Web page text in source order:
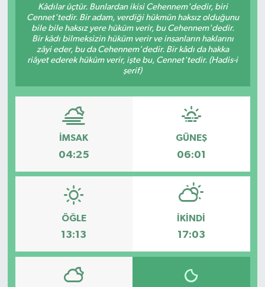
Kâdılar üçtür. Bunlardan ikisi Cehennem'dedir, biri
Cennet'tedir. Bir adam, verdiği hükmün haksız olduğunu
bile bile haksız yere hüküm verir, bu Cehennem'dedir.
Bir kâdı bilmeksizin hüküm verir ve insanların haklarını
zâyi eder, bu da Cehennem'dedir. Bir kâdı da hakka
riâyet ederek hüküm verir, işte bu, Cennet'tedir. (Hadis-i
şerif)
İMSAK
04:25
GÜNEŞ
06:01
ÖĞLE
13:13
İKINDI
17:03
Gündem
Hava Durumu
Kültür Sanat
Magazin
Otomobil
Politika
Resmî ilanlar